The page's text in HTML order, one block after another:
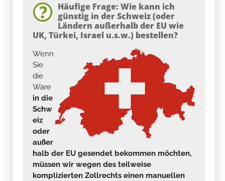
Häufige Frage: Wie kann ich
günstig in der Schweiz (oder
Ländern außerhalb der EU wie
UK, Türkei, Israel u.s.w.) bestellen?
Wenn
Sie
die
Ware
in die
Schw
eiz
oder
außer
halb der EU gesendet bekommen möchten,
müssen wir wegen des teilweise
komplizierten Zollrechts einen manuellen